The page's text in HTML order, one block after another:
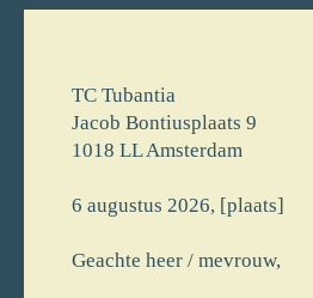
TC Tubantia
Jacob Bontiusplaats 9
1018 LL Amsterdam
6 augustus 2026, [plaats]
Geachte heer / mevrouw,